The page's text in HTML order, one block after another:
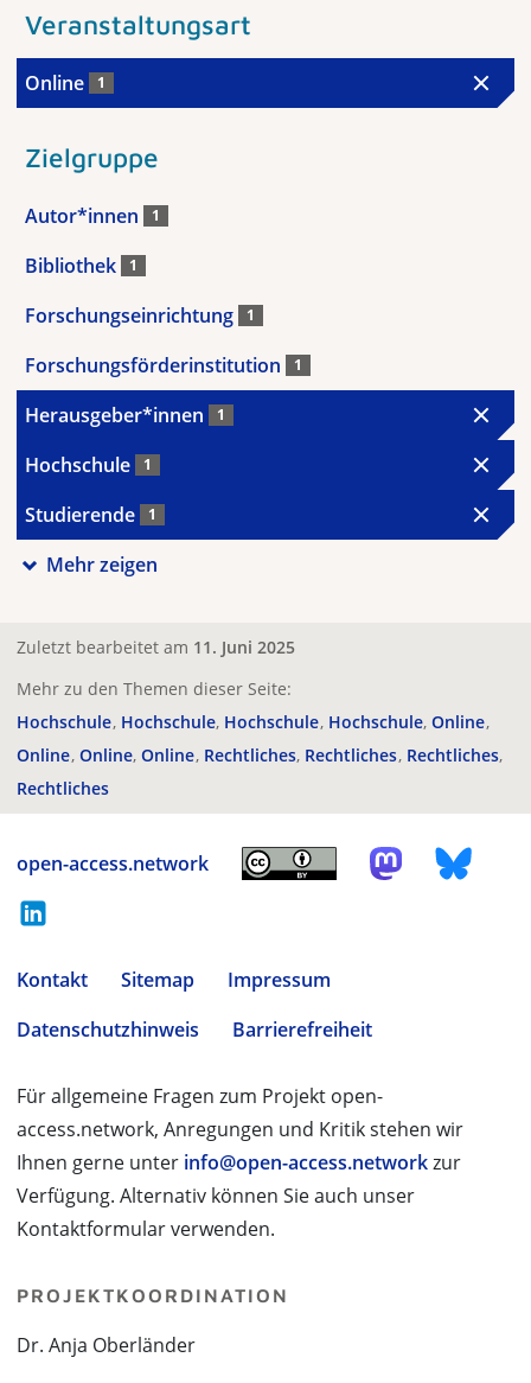
Veranstaltungsart
Online 1
Zielgruppe
Autor*innen 1
Bibliothek 1
Forschungseinrichtung 1
Forschungsförderinstitution 1
Herausgeber*innen 1
Hochschule 1
Studierende 1
Mehr zeigen
Zuletzt bearbeitet am 11. Juni 2025
Mehr zu den Themen dieser Seite:
Hochschule Hochschule Hochschule Hochschule Online
Online Online Online Rechtliches Rechtliches Rechtliches
Rechtliches
open-access.network
Kontakt Sitemap
Impressum
Datenschutzhinweis
Barrierefreiheit
Für allgemeine Fragen zum Projekt open-
access.network, Anregungen und Kritik stehen wir
Ihnen gerne unter info@open-access.networkzur
Verfügung. Alternativ können Sie auch unser
Kontaktformular verwenden.
PROJEKTKOORDINATION
Dr. Anja Oberländer